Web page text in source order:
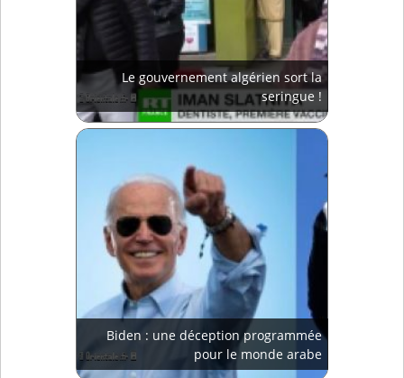
Le gouvernement algérien sort la
seringue !
Biden : une déception programmée
pour le monde arabe